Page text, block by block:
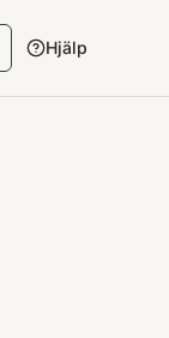
Hjälp